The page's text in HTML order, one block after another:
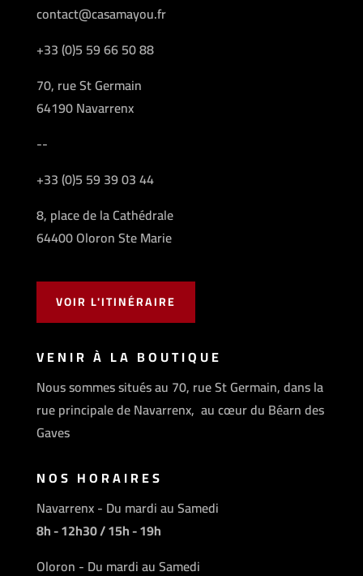
contact@casamayou.fr
+33 (0)5 59 66 50 88
70, rue St Germain
64190 Navarrenx
--
+33 (0)5 59 39 03 44
8, place de la Cathédrale
64400 Oloron Ste Marie
VOIR L'ITINÉRAIRE
VENIR À LA BOUTIQUE
Nous sommes situés au 70, rue St Germain, dans la
rue principale de Navarrenx, au cœur du Béarn des
Gaves
NOS HORAIRES
Navarrenx - Du mardi au Samedi
8h - 12h30 / 15h - 19h
Oloron - Du mardi au Samedi